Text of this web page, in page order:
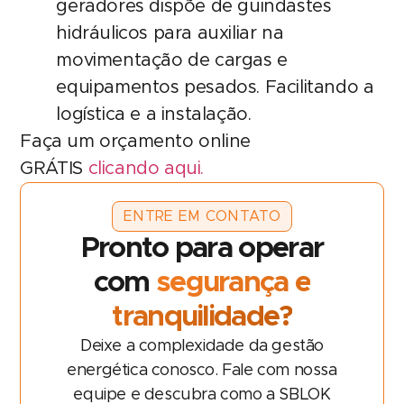
geradores dispõe de guindastes
hidráulicos para auxiliar na
movimentação de cargas e
equipamentos pesados. Facilitando a
logística e a instalação.
Faça um orçamento online
GRÁTIS clicando aqui.
ENTRE EM CONTATO
Pronto para operar
com segurança e
tranquilidade?
Deixe a complexidade da gestão
energética conosco. Fale com nossa
equipe e descubra como a SBLOK